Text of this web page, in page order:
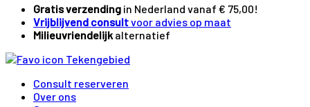
Gratis verzending in Nederland vanaf € 75,00!
Vrijblijvend consultvoor advies op maat
Milieuvriendelijk alternatief
Consult reserveren
Over ons